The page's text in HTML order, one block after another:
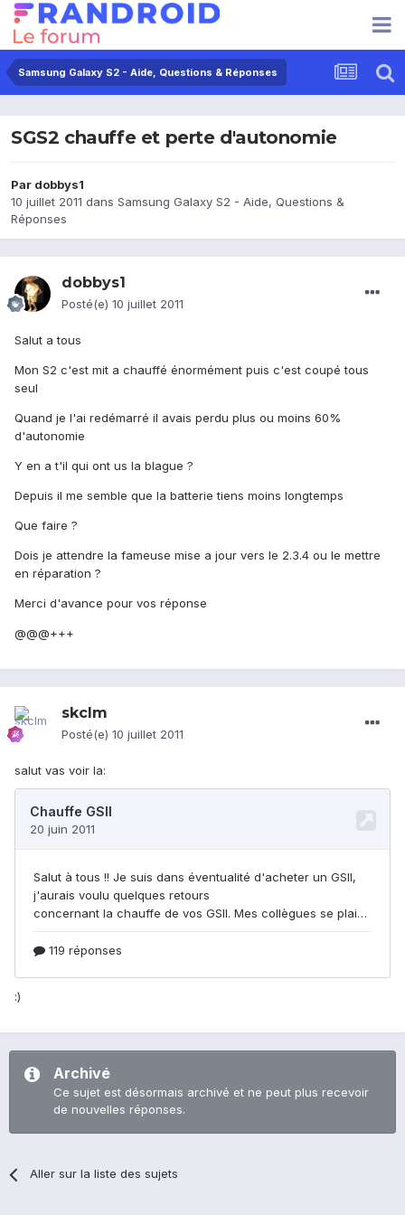
Samsung Galaxy S2 - Aide, Questions & Réponses
SGS2 chauffe et perte d'autonomie
Par dobbys1
10 juillet 2011 dans Samsung Galaxy S2 - Aide, Questions &
Réponses
dobbys1
Posté(e) 10 juillet 2011
Salut a tous
Mon S2 c'est mit a chauffé énormément puis c'est coupé tous
seul
Quand je l'ai redémarré il avais perdu plus ou moins 60%
d'autonomie
Y en a t'il qui ont us la blague ?
Depuis il me semble que la batterie tiens moins longtemps
Que faire ?
Dois je attendre la fameuse mise a jour vers le 2.3.4 ou le mettre
en réparation ?
Merci d'avance pour vos réponse
@@@+++
skclm
Posté(e) 10 juillet 2011
salut vas voir la:
:)
Archivé
Ce sujet est désormais archivé et ne peut plus recevoir
de nouvelles réponses.
Aller sur la liste des sujets